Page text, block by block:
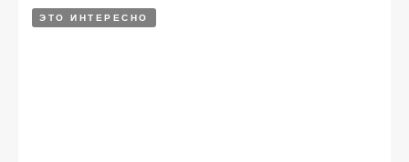
ЭТО ИНТЕРЕСНО